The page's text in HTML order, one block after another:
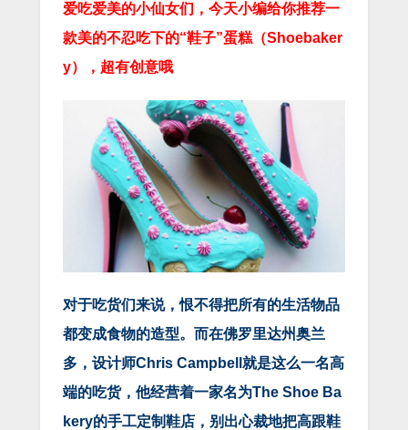
爱吃爱美的小仙女们，今天小编给你推荐一
款美的不忍吃下的“鞋子”蛋糕（Shoebaker
y），超有创意哦
对于吃货们来说，恨不得把所有的生活物品
都变成食物的造型。而在佛罗里达州奥兰
多，设计师Chris Campbell就是这么一名高
端的吃货，他经营着一家名为The Shoe Ba
kery的手工定制鞋店，别出心裁地把高跟鞋